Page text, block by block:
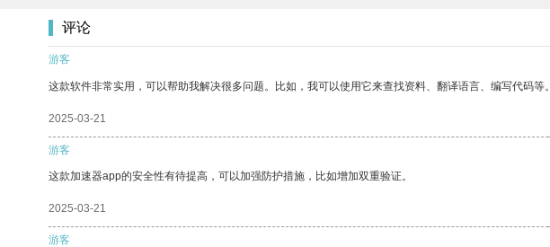
评论
游客
这款软件非常实用，可以帮助我解决很多问题。比如，我可以使用它来查找资料、翻译语言、编写代码等。
2025-03-21
游客
这款加速器app的安全性有待提高，可以加强防护措施，比如增加双重验证。
2025-03-21
游客